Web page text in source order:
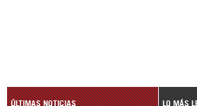
ÚLTIMAS NOTICIAS LO MÁS